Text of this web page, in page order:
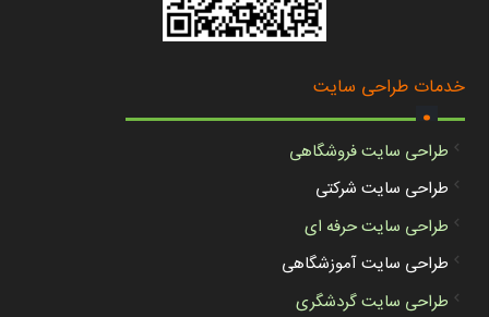
خدمات طراحی سایت
.
طراحی سایت فروشگاهی
طراحی سایت شرکتی
طراحی سایت حرفه ای
طراحی سایت آموزشگاهی
طراحی سایت گردشگری